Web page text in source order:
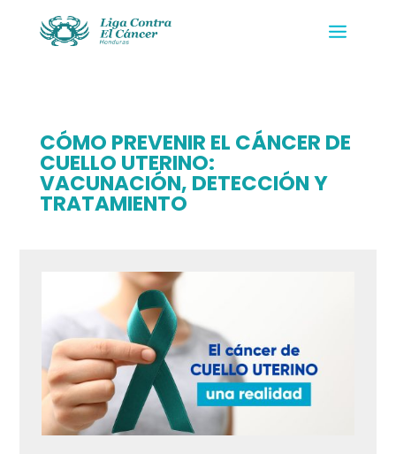
CÓMO PREVENIR EL CÁNCER DE
CUELLO UTERINO:
VACUNACIÓN, DETECCIÓN Y
TRATAMIENTO